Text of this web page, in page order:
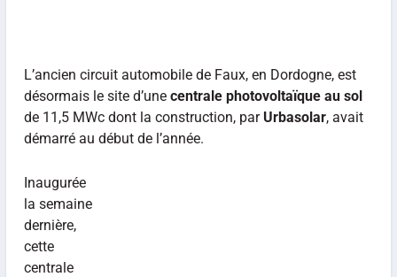
L’ancien circuit automobile de Faux, en Dordogne, est
désormais le site d’une centrale photovoltaïque au sol
de 11,5 MWc dont la construction, par Urbasolar, avait
démarré au début de l’année.
Inaugurée
la semaine
dernière,
cette
centrale